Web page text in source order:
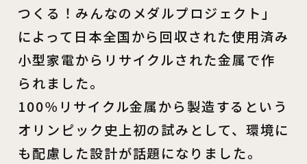
つくる！みんなのメダルプロジェクト」
によって日本全国から回収された使用済み
小型家電からリサイクルされた金属で作
られました。
100％リサイクル金属から製造するという
オリンピック史上初の試みとして、環境に
も配慮した設計が話題になりました。